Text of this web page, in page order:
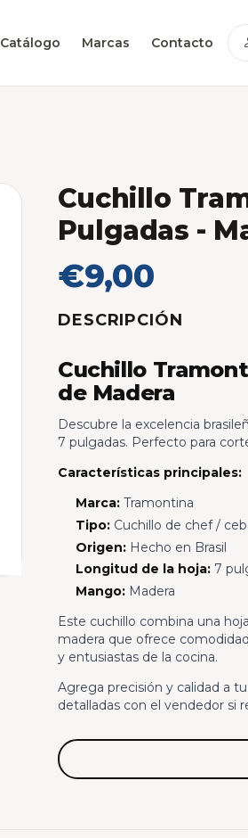
Catálogo Marcas Contacto
Cuchillo
Pulgadas -
€9,00
DESCRIPCIÓN
Cuchillo
de Madera
Descubre la excelencia
7 pulgadas. Perfecto para
Características principales:
Marca:Tramontina
Tipo:Cuchillo de chef /
Origen:Hecho en Brasil
Longitud de la hoja:7
Mango:Madera
Este cuchillo combina una
madera que ofrece
y entusiastas de la cocina.
Agrega precisión y calidad a
detalladas con el vendedor si